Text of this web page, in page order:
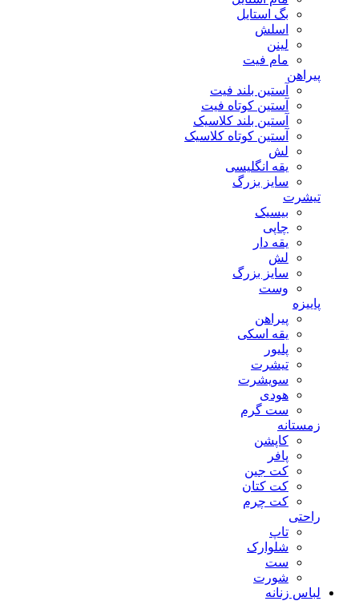
بگ استایل
اسلش
لینن
مام فیت
پیراهن
آستین بلند فیت
آستین کوتاه فیت
آستین بلند کلاسیک
آستین کوتاه کلاسیک
لش
یقه انگلیسی
سایز بزرگ
تیشرت
بیسیک
چاپی
یقه دار
لش
سایز بزرگ
وست
پاییزه
پیراهن
یقه اسکی
پلیور
تیشرت
سویشرت
هودی
ست گرم
زمستانه
کاپشن
پافر
کت جین
کت کتان
کت چرم
راحتی
تاپ
شلوارک
ست
شورت
لباس زنانه